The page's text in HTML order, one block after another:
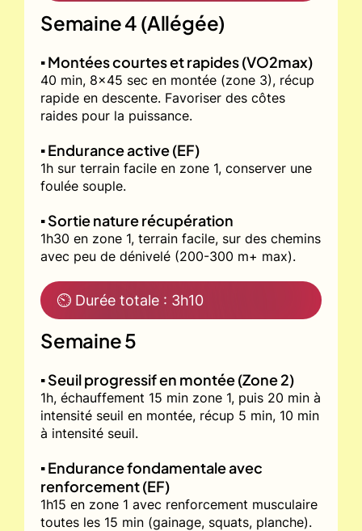
Semaine 4 (Allégée)
▪️ Montées courtes et rapides (VO2max)
40 min, 8x45 sec en montée (zone 3), récup
rapide en descente. Favoriser des côtes
raides pour la puissance.
▪️ Endurance active (EF)
1h sur terrain facile en zone 1, conserver une
foulée souple.
▪️ Sortie nature récupération
1h30 en zone 1, terrain facile, sur des chemins
avec peu de dénivelé (200-300 m+ max).
⏲ Durée totale : 3h10
Semaine 5
▪️ Seuil progressif en montée (Zone 2)
1h, échauffement 15 min zone 1, puis 20 min à
intensité seuil en montée, récup 5 min, 10 min
à intensité seuil.
▪️ Endurance fondamentale avec
renforcement (EF)
1h15 en zone 1 avec renforcement musculaire
toutes les 15 min (gainage, squats, planche).